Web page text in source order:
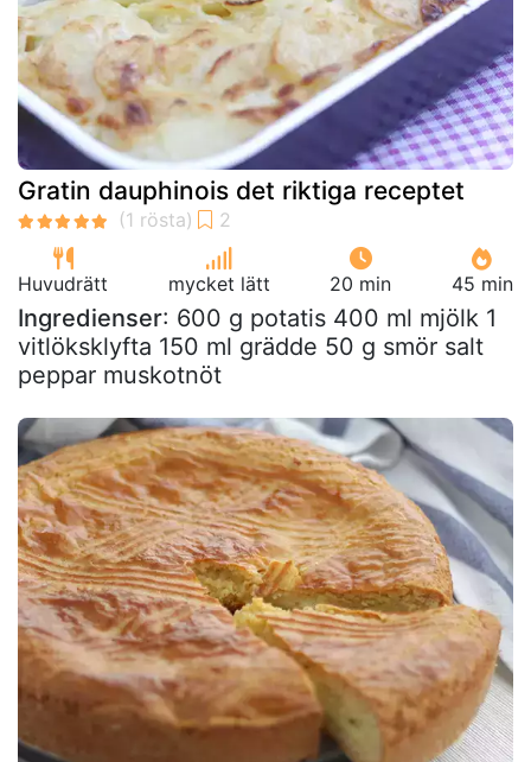
Gratin dauphinois det riktiga receptet
Huvudrätt mycket lätt 20 min 45 min
Ingredienser: 600 g potatis 400 ml mjölk 1
vitlöksklyfta 150 ml grädde 50 g smör salt
peppar muskotnöt